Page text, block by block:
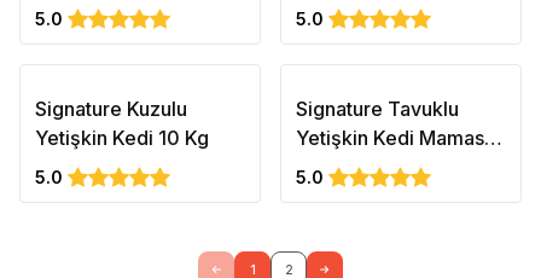
Kısırlaştırılmış Yetişkin
Kedi Maması 15kg
5.0
Kısırlaştırılmış Yetişkin
Kedi Maması 2kg
5.0
Signature Kuzulu
Yetişkin Kedi 10 Kg
5.0
Signature Tavuklu
Yetişkin Kedi Maması
10 KG
5.0
1 2